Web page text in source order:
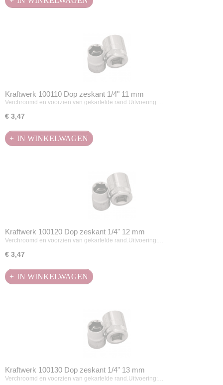
Kraftwerk 100110 Dop zeskant 1/4" 11 mm
Verchroomd en voorzien van gekartelde rand.Uitvoering:…
€ 3,47
IN WINKELWAGEN
Kraftwerk 100120 Dop zeskant 1/4" 12 mm
Verchroomd en voorzien van gekartelde rand.Uitvoering:…
€ 3,47
IN WINKELWAGEN
Kraftwerk 100130 Dop zeskant 1/4" 13 mm
Verchroomd en voorzien van gekartelde rand.Uitvoering:…